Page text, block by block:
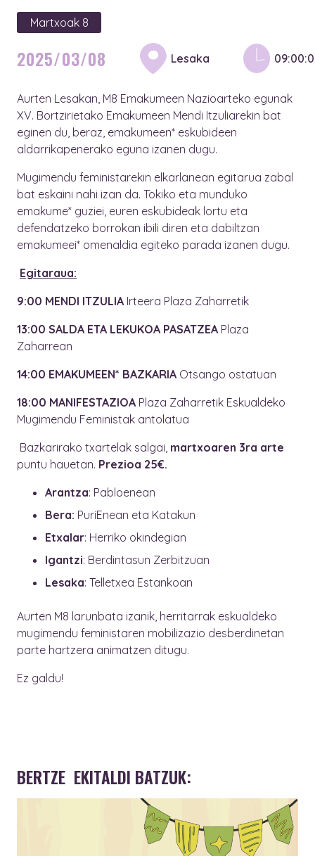
Martxoak 8
2025/03/08 Lesaka
Aurten Lesakan, M8 Emakumeen Nazioarteko egunak
XV. Bortzirietako Emakumeen Mendi Itzuliarekin bat
eginen du, beraz, emakumeen* eskubideen
aldarrikapenerako eguna izanen dugu.
Mugimendu feministarekin elkarlanean egitarua zabal
bat eskaini nahi izan da. Tokiko eta munduko
emakume* guziei, euren eskubideak lortu eta
defendatzeko borrokan ibili diren eta dabiltzan
emakumeei* omenaldia egiteko parada izanen dugu.
Egitaraua:
9:00 MENDI ITZULIA Irteera Plaza Zaharretik
13:00 SALDA ETA LEKUKOA PASATZEA Plaza
Zaharrean
14:00 EMAKUMEEN* BAZKARIA Otsango ostatuan
18:00 MANIFESTAZIOA Plaza Zaharretik Eskualdeko
Mugimendu Feministak antolatua
Bazkarirako txartelak salgai, martxoaren 3ra arte
puntu hauetan. Prezioa 25€.
Arantza: Pabloenean
Bera: PuriEnean eta Katakun
Etxalar: Herriko okindegian
Igantzi: Berdintasun Zerbitzuan
Lesaka: Telletxea Estankoan
Aurten M8 larunbata izanik, herritarrak eskualdeko
mugimendu feministaren mobilizazio desberdinetan
parte hartzera animatzen ditugu.
Ez galdu!
BERTZE EKITALDI BATZUK: